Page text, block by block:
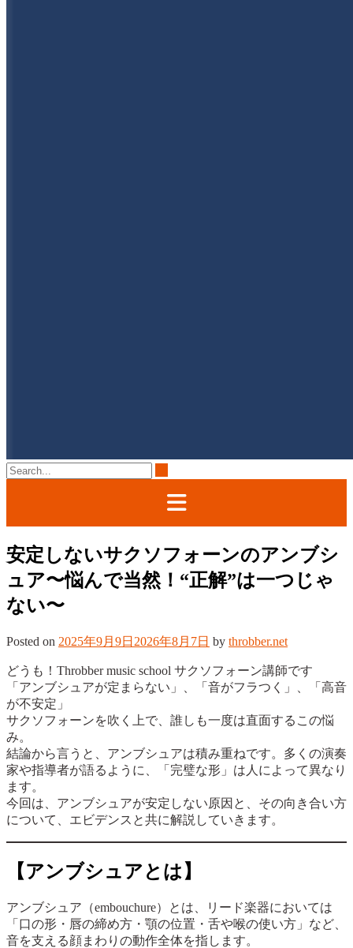
安定しないサクソフォーンのアンブシ
ュア〜悩んで当然！“正解”は一つじゃ
ない〜
Posted on 2025年9月9日 2026年8月7日 by throbber.net
どうも！Throbber music school サクソフォーン講師です
「アンブシュアが定まらない」、「音がフラつく」、「高音
が不安定」
サクソフォーンを吹く上で、誰しも一度は直面するこの悩
み。
結論から言うと、アンブシュアは積み重ねです。多くの演奏
家や指導者が語るように、「完璧な形」は人によって異なり
ます。
今回は、アンブシュアが安定しない原因と、その向き合い方
について、エビデンスと共に解説していきます。
【アンブシュアとは】
アンブシュア（embouchure）とは、リード楽器においては
「口の形・唇の締め方・顎の位置・舌や喉の使い方」など、
音を支える顔まわりの動作全体を指します。